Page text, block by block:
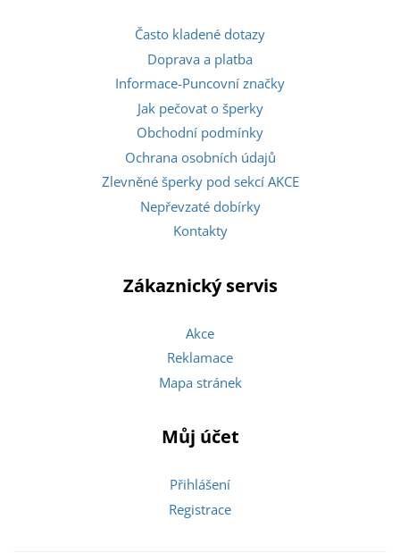
Často kladené dotazy
Doprava a platba
Informace-Puncovní značky
Jak pečovat o šperky
Obchodní podmínky
Ochrana osobních údajů
Zlevněné šperky pod sekcí AKCE
Nepřevzaté dobírky
Kontakty
Zákaznický servis
Akce
Reklamace
Mapa stránek
Můj účet
Přihlášení
Registrace